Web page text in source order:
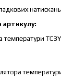
натискань
артикулу: